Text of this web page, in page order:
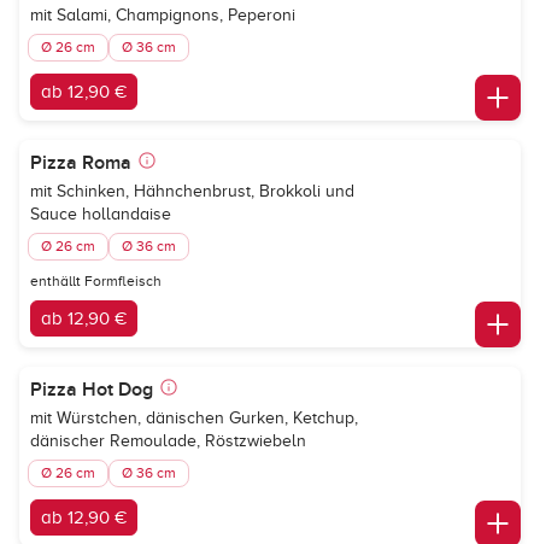
mit Salami, Champignons, Peperoni
Ø 26 cm Ø 36 cm
ab 12,90 €
Pizza Roma
mit Schinken, Hähnchenbrust, Brokkoli und
Sauce hollandaise
Ø 26 cm Ø 36 cm
enthällt Formfleisch
ab 12,90 €
Pizza Hot Dog
mit Würstchen, dänischen Gurken, Ketchup,
dänischer Remoulade, Röstzwiebeln
Ø 26 cm Ø 36 cm
ab 12,90 €